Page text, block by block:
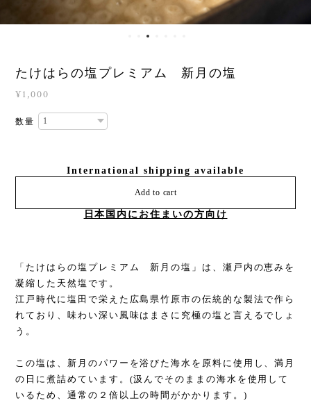
たけはらの塩プレミアム 新月の塩
¥1,000
数量
International shipping available
Add to cart
日本国内にお住まいの方向け
「たけはらの塩プレミアム 新月の塩」は、瀬戸内の恵みを
凝縮した天然塩です。
江戸時代に塩田で栄えた広島県竹原市の伝統的な製法で作ら
れており、味わい深い風味はまさに究極の塩と言えるでしょ
う。
この塩は、新月のパワーを浴びた海水を原料に使用し、満月
の日に煮詰めています。(汲んでそのままの海水を使用して
いるため、通常の２倍以上の時間がかかります。)